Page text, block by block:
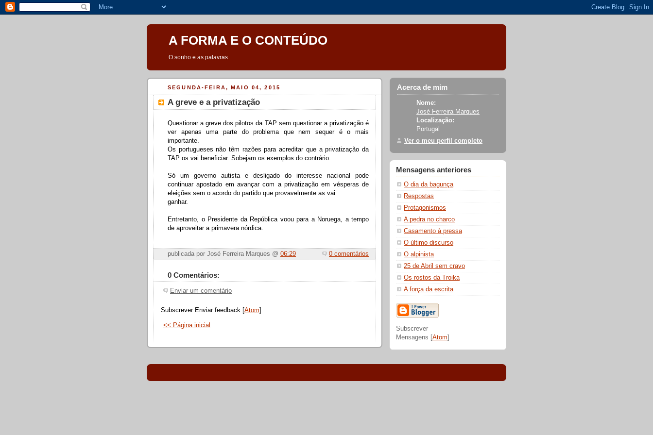
A FORMA E O CONTEÚDO
O sonho e as palavras
SEGUNDA-FEIRA, MAIO 04, 2015
A greve e a privatização
Questionar a greve dos pilotos da TAP sem questionar a privatização é
ver apenas uma parte do problema que nem sequer é o mais
importante.
Os portugueses não têm razões para acreditar que a privatização da
TAP os vai beneficiar. Sobejam os exemplos do contrário.
Só um governo autista e desligado do interesse nacional pode
continuar apostado em avançar com a privatização em vésperas de
eleições sem o acordo do partido que provavelmente as vai
ganhar.
Entretanto, o Presidente da República voou para a Noruega, a tempo
de aproveitar a primavera nórdica.
publicada por José Ferreira Marques @ 06:29 0 comentários
0 Comentários:
Enviar um comentário
Subscrever Enviar feedback [Atom]
<< Página inicial
Acerca de mim
Nome:
José Ferreira Marques
Localização:
Portugal
Ver o meu perfil completo
Mensagens anteriores
O dia da bagunça
Respostas
Protagonismos
A pedra no charco
Casamento à pressa
O último discurso
O alpinista
25 de Abril sem cravo
Os rostos da Troika
A força da escrita
Subscrever
Mensagens [ Atom